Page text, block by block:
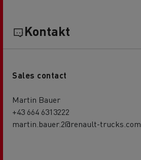
Kontakt
Sales contact
Martin Bauer
+43 664 6313222
martin.bauer.2@renault-trucks.com